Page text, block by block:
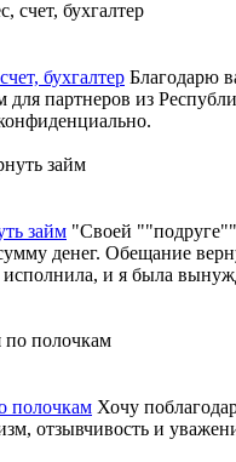
бухгалтер Благодарю
партнеров из
займ "Своей
денег. Обещание
и я была
полочкам Хочу
отзывчивость и